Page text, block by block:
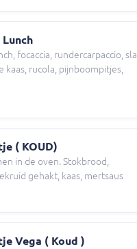
focaccia, rundercarpaccio, sla,
kaas, rucola, pijnboompitjes,
( KOUD)
in de oven. Stokbrood,
gehakt, kaas, mertsaus
Vega ( Koud )